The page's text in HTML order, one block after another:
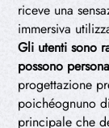
riceve una
immersiva
Gli utenti sono
possono
progettazione
poichéognuno
principale che